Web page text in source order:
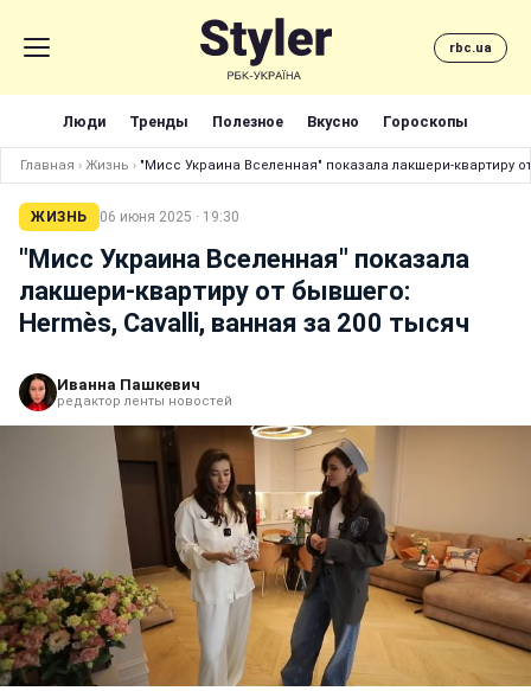
rbc.ua
Люди Тренды Полезное Вкусно Гороскопы
Главная › Жизнь › "Мисс Украина Вселенная" показала лакшери-квартиру
ЖИЗНЬ 06 июня 2025 · 19:30
"Мисс Украина Вселенная" показала
лакшери-квартиру от бывшего:
Hermès, Cavalli, ванная за 200 тысяч
Иванна Пашкевич
редактор ленты новостей